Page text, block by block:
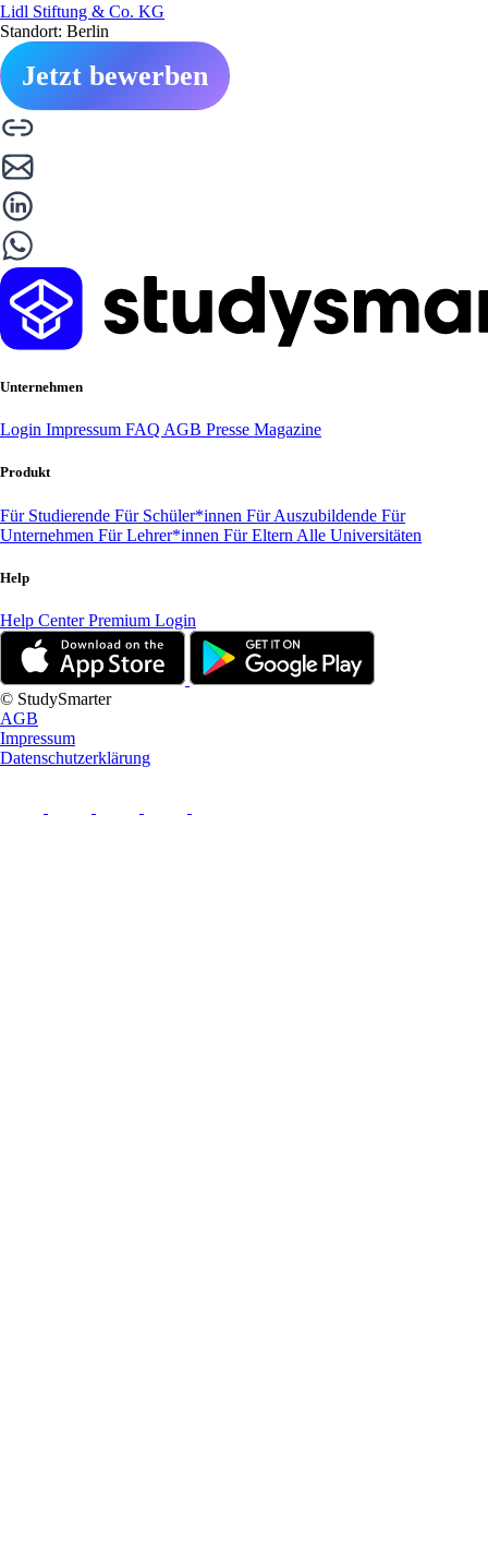
Lidl Stiftung & Co. KG
Standort: Berlin
Jetzt bewerben
Unternehmen
Login Impressum FAQ AGB Presse Magazine
Produkt
Für Studierende Für Schüler*innen Für Auszubildende Für
Unternehmen Für Lehrer*innen Für Eltern Alle Universitäten
Help
Help CenterPremium Login
© StudySmarter
AGB
Impressum
Datenschutzerklärung